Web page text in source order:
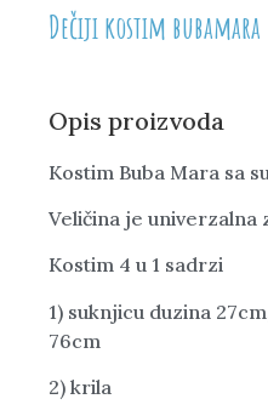
Dečiji kostim bubamara
Opis proizvoda
Kostim Buba Mara sa
Veličina je univerzalna
Kostim 4 u 1 sadrzi
1) suknjicu duzina
76cm
2) krila